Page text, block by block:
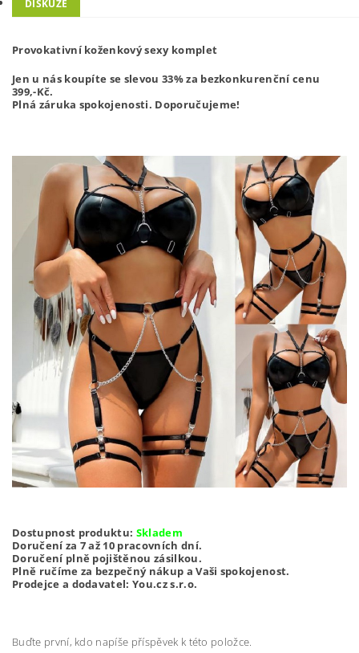
DISKUZE
Provokativní koženkový sexy komplet
Jen u nás koupíte se slevou 33% za bezkonkurenční cenu
399,-Kč.
Plná záruka spokojenosti. Doporučujeme!
Dostupnost produktu: Skladem
Doručení za 7 až 10 pracovních dní.
Doručení plně pojištěnou zásilkou.
Plně ručíme za bezpečný nákup a Vaši spokojenost.
Prodejce a dodavatel: You.cz s.r.o.
Buďte první, kdo napíše příspěvek k této položce.